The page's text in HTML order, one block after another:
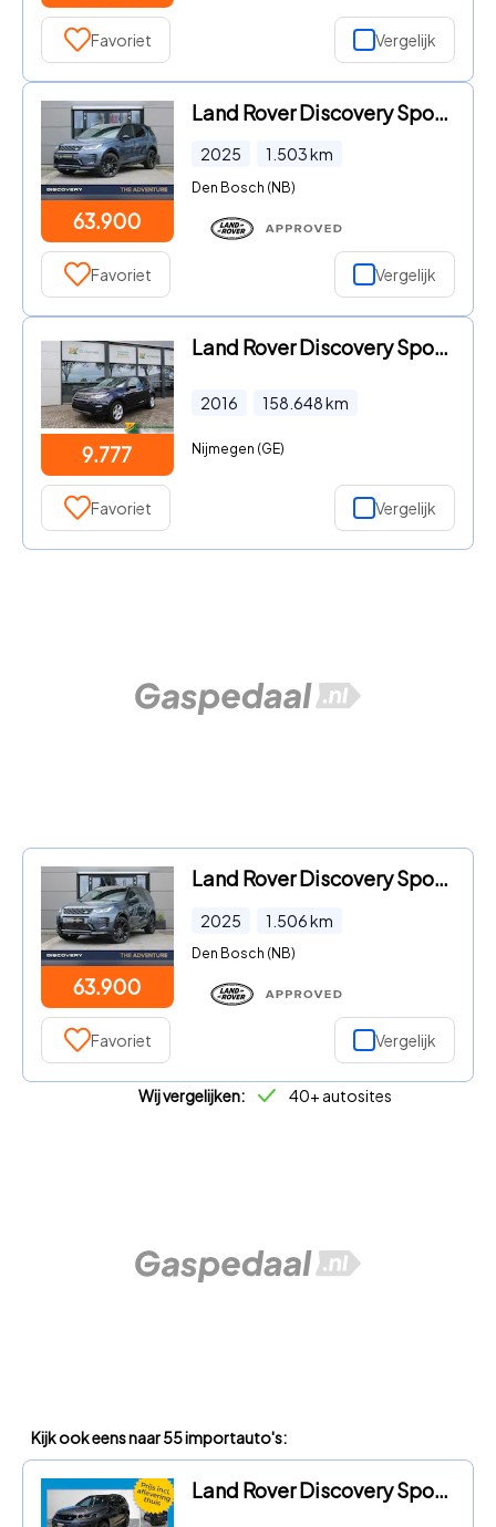
Favoriet Vergelijk
63.900
Land Rover Discovery Sport - P270e Dynamic SE | Pano | Cold Climate | Trekhaak
2025 1.503km
Den Bosch (NB)
Favoriet Vergelijk
9.777
Land Rover Discovery Sport - SE 2.0 Td 150 pk (Prijs zonder NL kenteken)
2016 158.648km
Nijmegen (GE)
Favoriet Vergelijk
63.900
Land Rover Discovery Sport - P270e Dynamic SE | Pano | Trekhaak | Cold Climate
2025 1.506km
Den Bosch (NB)
Favoriet Vergelijk
Wij vergelijken: 40+ autosites
Kijk ook eens naar 55 importauto's:
Land Rover Discovery Sport - Dynamic SE